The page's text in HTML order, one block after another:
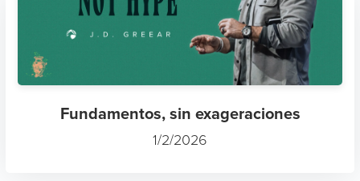
Fundamentos, sin exageraciones
1/2/2026